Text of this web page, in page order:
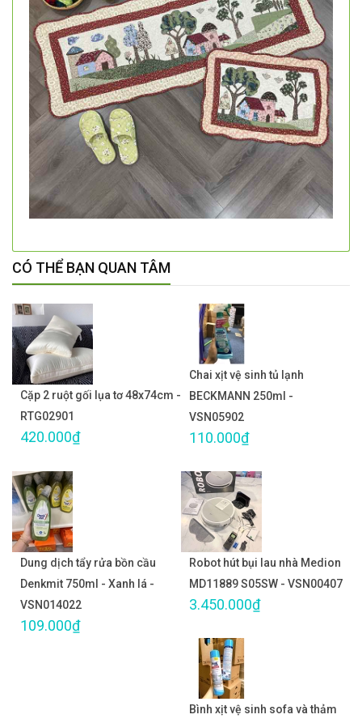
CÓ THỂ BẠN QUAN TÂM
Cặp 2 ruột gối lụa tơ 48x74cm -
RTG02901
420.000₫
Chai xịt vệ sinh tủ lạnh
BECKMANN 250ml -
VSN05902
110.000₫
Dung dịch tẩy rửa bồn cầu
Denkmit 750ml - Xanh lá -
VSN014022
109.000₫
Robot hút bụi lau nhà Medion
MD11889 S05SW - VSN00407
3.450.000₫
Bình xịt vệ sinh sofa và thảm